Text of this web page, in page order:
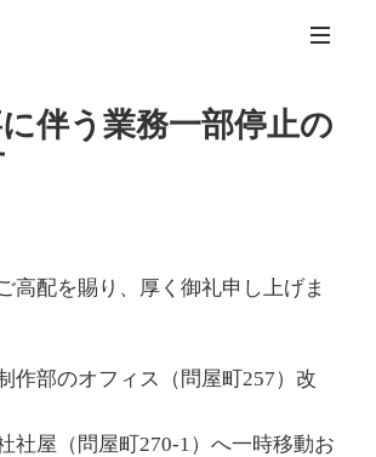
伴う業務一部停止の
高配を賜り、厚く御礼申し上げま
作部のオフィス（問屋町257）改
社屋（問屋町270-1）へ一時移動お